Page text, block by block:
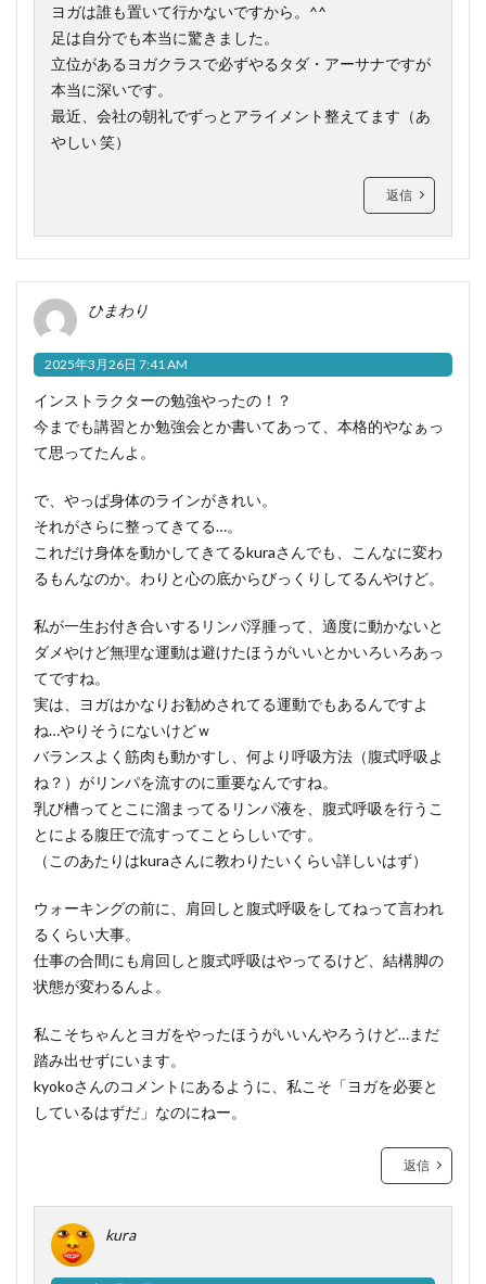
ヨガは誰も置いて行かないですから。^^
足は自分でも本当に驚きました。
立位があるヨガクラスで必ずやるタダ・アーサナですが
本当に深いです。
最近、会社の朝礼でずっとアライメント整えてます（あ
やしい 笑）
返信
ひまわり
2025年3月26日 7:41 AM
インストラクターの勉強やったの！？
今までも講習とか勉強会とか書いてあって、本格的やなぁっ
て思ってたんよ。
で、やっぱ身体のラインがきれい。
それがさらに整ってきてる…。
これだけ身体を動かしてきてるkuraさんでも、こんなに変わ
るもんなのか。わりと心の底からびっくりしてるんやけど。
私が一生お付き合いするリンパ浮腫って、適度に動かないと
ダメやけど無理な運動は避けたほうがいいとかいろいろあっ
てですね。
実は、ヨガはかなりお勧めされてる運動でもあるんですよ
ね…やりそうにないけどｗ
バランスよく筋肉も動かすし、何より呼吸方法（腹式呼吸よ
ね？）がリンパを流すのに重要なんですね。
乳び槽ってとこに溜まってるリンパ液を、腹式呼吸を行うこ
とによる腹圧で流すってことらしいです。
（このあたりはkuraさんに教わりたいくらい詳しいはず）
ウォーキングの前に、肩回しと腹式呼吸をしてねって言われ
るくらい大事。
仕事の合間にも肩回しと腹式呼吸はやってるけど、結構脚の
状態が変わるんよ。
私こそちゃんとヨガをやったほうがいいんやろうけど…まだ
踏み出せずにいます。
kyokoさんのコメントにあるように、私こそ「ヨガを必要と
しているはずだ」なのにねー。
返信
kura